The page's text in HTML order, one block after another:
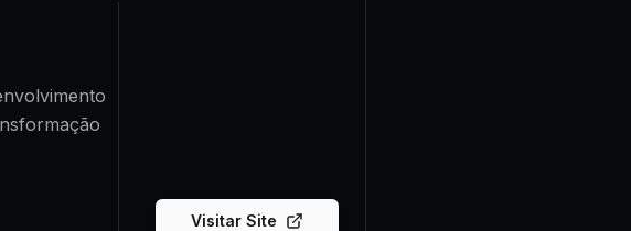
Visitar Site